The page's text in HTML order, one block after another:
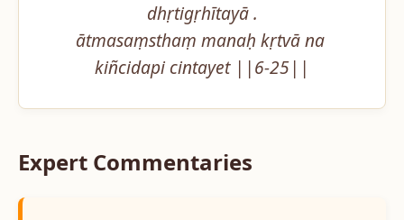
dhṛtigṛhītayā .
ātmasaṃsthaṃ manaḥ kṛtvā na
kiñcidapi cintayet ||6-25||
Expert Commentaries